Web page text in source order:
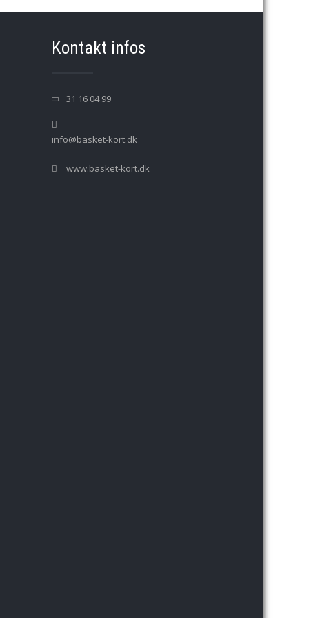
Kontakt infos
31 16 04 99
info@basket-kort.dk
www.basket-kort.dk